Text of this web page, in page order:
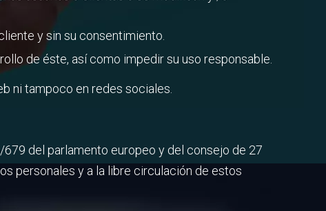
y sin su consentimiento.
de éste, así como impedir su uso responsable.
ni tampoco en redes sociales.
del parlamento europeo y del consejo de 27
personales y a la libre circulación de estos